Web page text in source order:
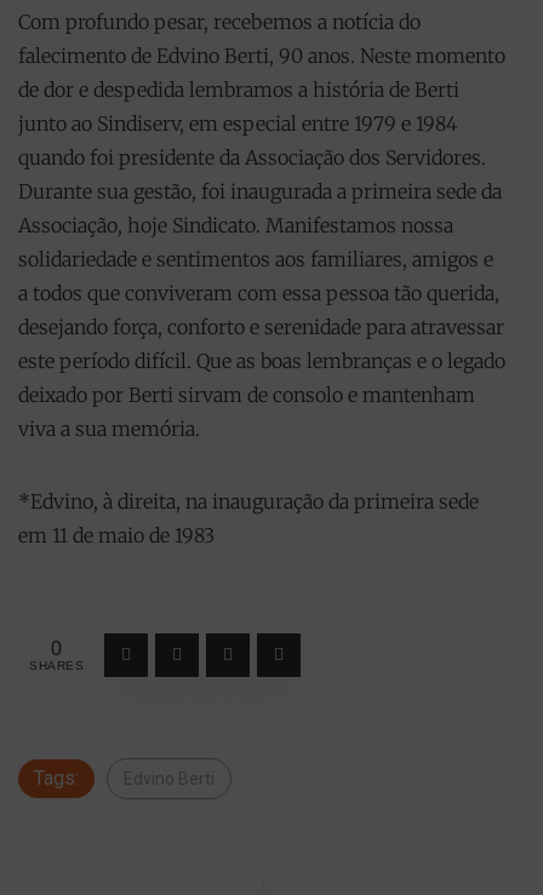
Com profundo pesar, recebemos a notícia do
falecimento de Edvino Berti, 90 anos. Neste momento
de dor e despedida lembramos a história de Berti
junto ao Sindiserv, em especial entre 1979 e 1984
quando foi presidente da Associação dos Servidores.
Durante sua gestão, foi inaugurada a primeira sede da
Associação, hoje Sindicato. Manifestamos nossa
solidariedade e sentimentos aos familiares, amigos e
a todos que conviveram com essa pessoa tão querida,
desejando força, conforto e serenidade para atravessar
este período difícil. Que as boas lembranças e o legado
deixado por Berti sirvam de consolo e mantenham
viva a sua memória.
*Edvino, à direita, na inauguração da primeira sede
em 11 de maio de 1983
0
SHARES
Tags: Edvino Berti